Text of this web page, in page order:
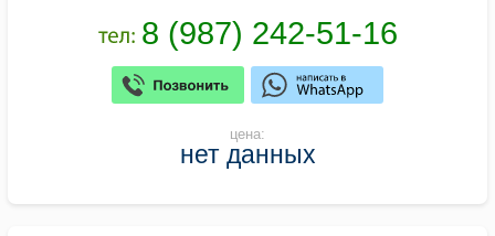
цена:
нет данных